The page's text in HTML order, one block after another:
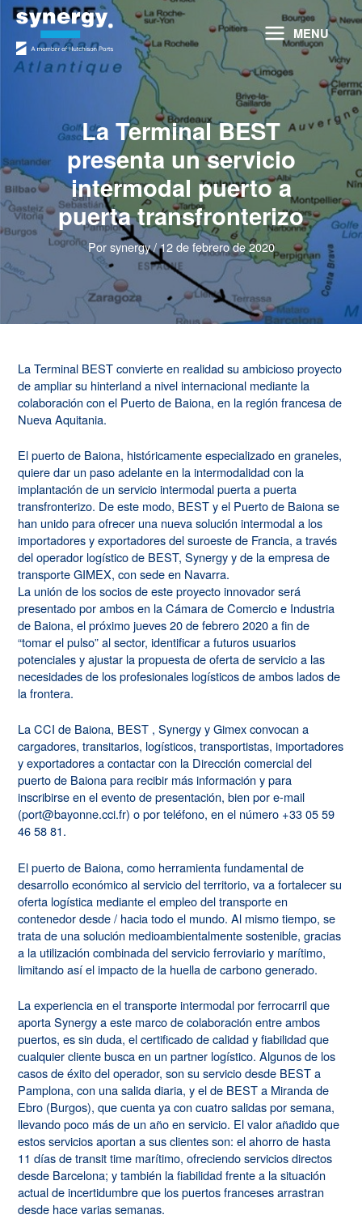
contenido
MENU
La Terminal BEST
presenta un servicio
intermodal puerto a
puerta transfronterizo
Porsynergy/12 de febrero de 2020
La Terminal BEST convierte en realidad su ambicioso proyecto
de ampliar su hinterland a nivel internacional mediante la
colaboración con el Puerto de Baiona, en la región francesa de
Nueva Aquitania.
El puerto de Baiona, históricamente especializado en graneles,
quiere dar un paso adelante en la intermodalidad con la
implantación de un servicio intermodal puerta a puerta
transfronterizo. De este modo, BEST y el Puerto de Baiona se
han unido para ofrecer una nueva solución intermodal a los
importadores y exportadores del suroeste de Francia, a través
del operador logístico de BEST, Synergy y de la empresa de
transporte GIMEX, con sede en Navarra.
La unión de los socios de este proyecto innovador será
presentado por ambos en la Cámara de Comercio e Industria
de Baiona, el próximo jueves 20 de febrero 2020 a fin de
“tomar el pulso” al sector, identificar a futuros usuarios
potenciales y ajustar la propuesta de oferta de servicio a las
necesidades de los profesionales logísticos de ambos lados de
la frontera.
La CCI de Baiona, BEST , Synergy y Gimex convocan a
cargadores, transitarios, logísticos, transportistas, importadores
y exportadores a contactar con la Dirección comercial del
puerto de Baiona para recibir más información y para
inscribirse en el evento de presentación, bien por e-mail
(port@bayonne.cci.fr) o por teléfono, en el número +33 05 59
46 58 81.
El puerto de Baiona, como herramienta fundamental de
desarrollo económico al servicio del territorio, va a fortalecer su
oferta logística mediante el empleo del transporte en
contenedor desde / hacia todo el mundo. Al mismo tiempo, se
trata de una solución medioambientalmente sostenible, gracias
a la utilización combinada del servicio ferroviario y marítimo,
limitando así el impacto de la huella de carbono generado.
La experiencia en el transporte intermodal por ferrocarril que
aporta Synergy a este marco de colaboración entre ambos
puertos, es sin duda, el certificado de calidad y fiabilidad que
cualquier cliente busca en un partner logístico. Algunos de los
casos de éxito del operador, son su servicio desde BEST a
Pamplona, con una salida diaria, y el de BEST a Miranda de
Ebro (Burgos), que cuenta ya con cuatro salidas por semana,
llevando poco más de un año en servicio. El valor añadido que
estos servicios aportan a sus clientes son: el ahorro de hasta
11 días de transit time marítimo, ofreciendo servicios directos
desde Barcelona; y también la fiabilidad frente a la situación
actual de incertidumbre que los puertos franceses arrastran
desde hace varias semanas.